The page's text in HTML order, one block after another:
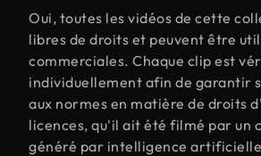
Oui, toutes les vidéos de cette
libres de droits et peuvent être
commerciales. Chaque clip est
individuellement afin de garantir
aux normes en matière de droits
licences, qu'il ait été filmé par un
généré par intelligence